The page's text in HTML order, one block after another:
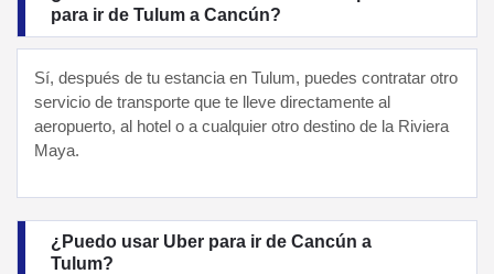
para ir de Tulum a Cancún?
Sí, después de tu estancia en Tulum, puedes contratar otro
servicio de transporte que te lleve directamente al
aeropuerto, al hotel o a cualquier otro destino de la Riviera
Maya.
¿Puedo usar Uber para ir de Cancún a
Tulum?